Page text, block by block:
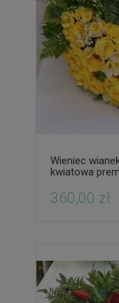
Wieniec
kwiatowa
360,00 zł